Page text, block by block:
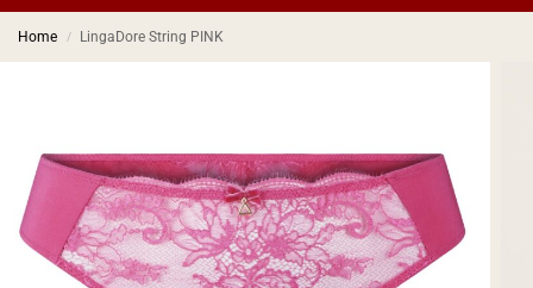
Home / LingaDore String PINK